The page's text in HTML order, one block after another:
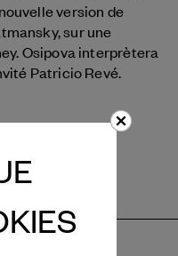
version de
sur une
Osipova interprètera
Patricio Revé.